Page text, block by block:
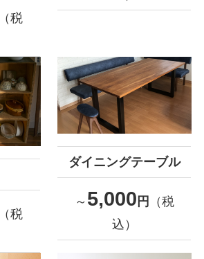
（税
（税
ダイニングテーブル
～ 5,000 円
（税
込）